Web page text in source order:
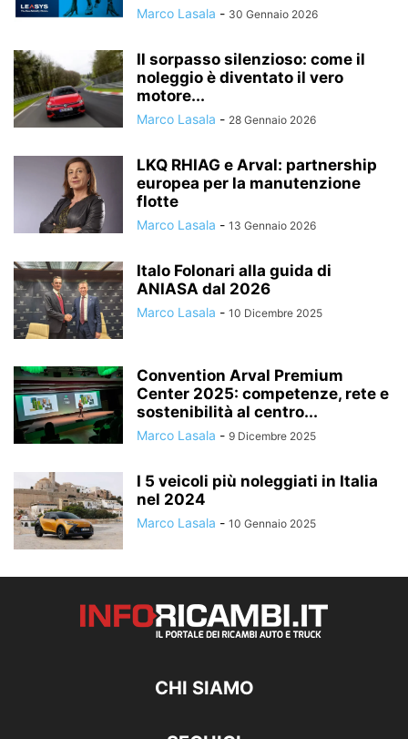
Marco Lasala - 30 Gennaio 2026
Il sorpasso silenzioso: come il
noleggio è diventato il vero
motore...
Marco Lasala - 28 Gennaio 2026
LKQ RHIAG e Arval: partnership
europea per la manutenzione
flotte
Marco Lasala - 13 Gennaio 2026
Italo Folonari alla guida di
ANIASA dal 2026
Marco Lasala - 10 Dicembre 2025
Convention Arval Premium
Center 2025: competenze, rete e
sostenibilità al centro...
Marco Lasala - 9 Dicembre 2025
I 5 veicoli più noleggiati in Italia
nel 2024
Marco Lasala - 10 Gennaio 2025
CHI SIAMO